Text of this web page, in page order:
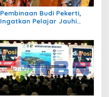
Pembinaan Budi Pekerti,
Ingatkan Pelajar Jauhi